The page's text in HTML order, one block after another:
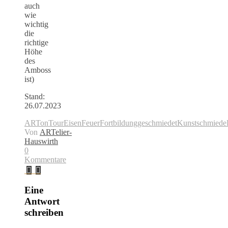
auch
wie
wichtig
die
richtige
Höhe
des
Amboss
ist)
Stand:
26.07.2023
ARTonTourEisenFeuerFortbildunggeschmiedetKunstschmiede
Von ARTelier-
Hauswirth
0
Kommentare
Eine
Antwort
schreiben